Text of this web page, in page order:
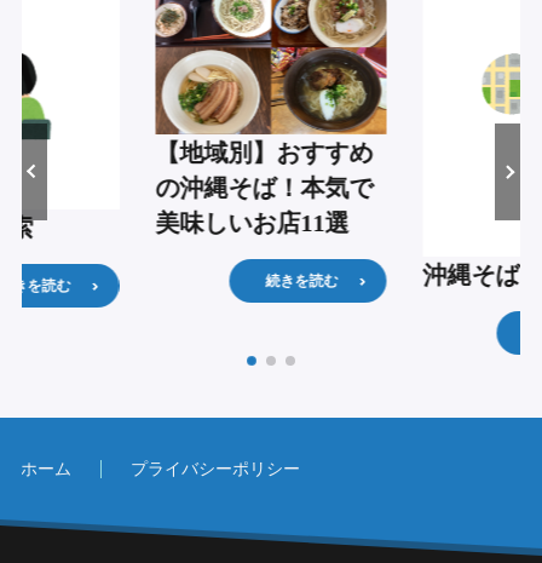
索
きを読む
【地域別】おすすめ
の沖縄そば！本気で
美味しいお店11選
続きを読む 沖縄そば
ホーム プライバシーポリシー